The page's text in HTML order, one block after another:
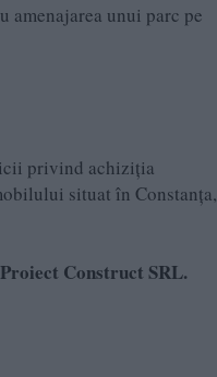
amenajarea unui parc pe
privind achiziția
situat în Constanța,
Construct SRL.